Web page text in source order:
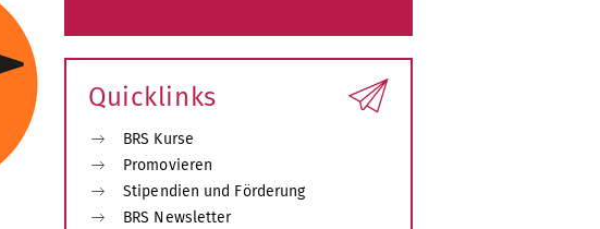
Quicklinks
BRS Kurse
Promovieren
Stipendien und Förderung
BRS Newsletter